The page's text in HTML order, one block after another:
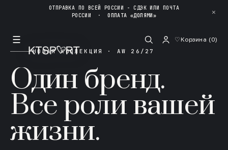
ОТПРАВКА ПО ВСЕЙ РОССИИ - СДЭК ИЛИ ПОЧТА
РОССИИ ·ОПЛАТА «ДОЛЯМИ» ✕
☰ ♡Корзина (0)
НОВАЯ КОЛЛЕКЦИЯ · AW 26/27
Один бренд.
Все роли вашей
жизни.